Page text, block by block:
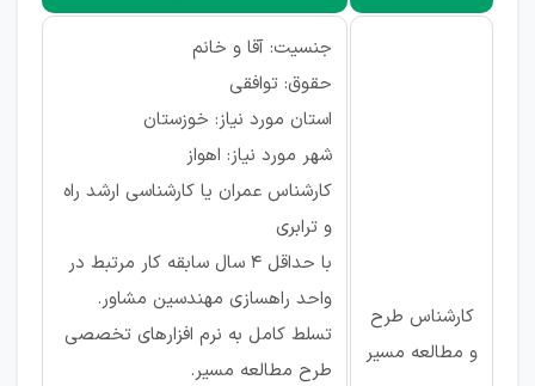
کارشناس طرح
و مطالعه مسیر
جنسیت: آقا و خانم
حقوق: توافقی
استان مورد نیاز: خوزستان
شهر مورد نیاز: اهواز
کارشناس عمران یا کارشناسی ارشد راه
و ترابری
با حداقل 4 سال سابقه کار مرتبط در
واحد راهسازی مهندسین مشاور.
تسلط کامل به نرم افزارهای تخصصی
طرح مطالعه مسیر.